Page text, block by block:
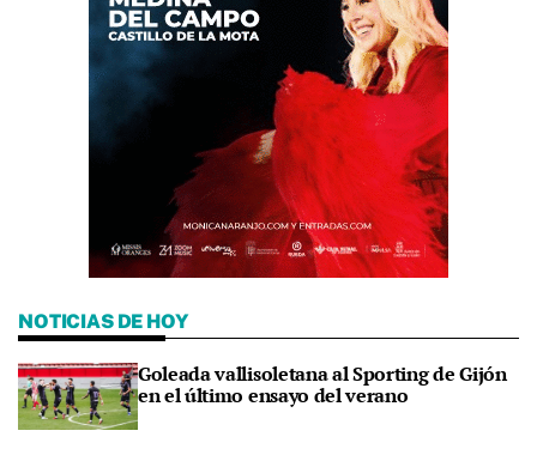
NOTICIAS DE HOY
Goleada vallisoletana al Sporting de Gijón
en el último ensayo del verano